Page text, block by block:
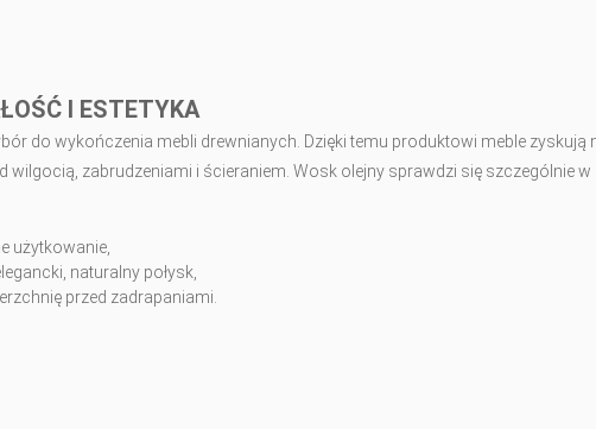
I ESTETYKA
do wykończenia mebli drewnianych. Dzięki temu produktowi meble zyskują
wilgocią, zabrudzeniami i ścieraniem. Wosk olejny sprawdzi się szczególnie w
użytkowanie,
naturalny połysk,
przed zadrapaniami.